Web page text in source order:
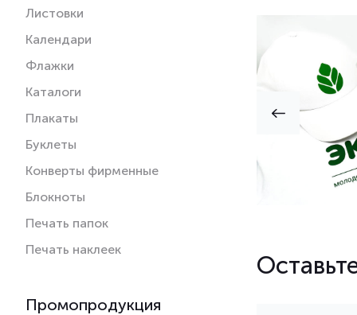
Листовки
Календари
Флажки
Каталоги
Плакаты
Буклеты
Конверты фирменные
Блокноты
Печать папок
Печать наклеек
Промопродукция